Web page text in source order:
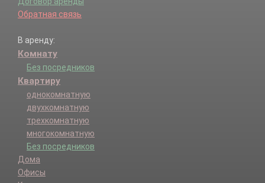
Обратная связь
В аренду:
Комнату
Без посредников
Квартиру
однокомнатную
двухкомнатную
трехкомнатную
многокомнатную
Без посредников
Дома
Офисы